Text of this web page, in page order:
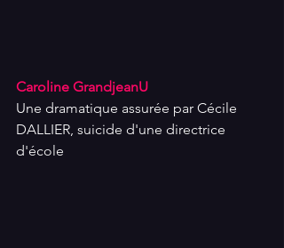
Caroline GrandjeanU
Une dramatique assurée par Cécile
DALLIER, suicide d'une directrice
d'école